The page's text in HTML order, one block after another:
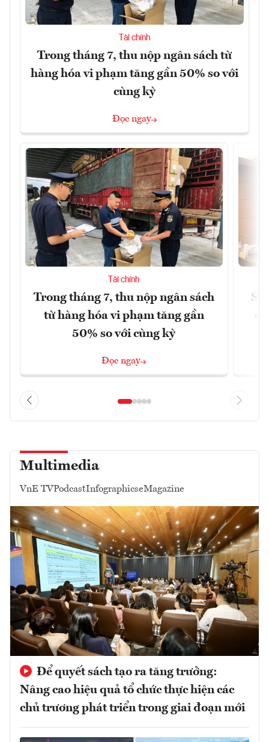
Tài chính
Trong tháng 7, thu nộp ngân sách từ
hàng hóa vi phạm tăng gần 50% so với
cùng kỳ
Đọc ngay
Tài chính
Trong tháng 7, thu nộp ngân sách
từ hàng hóa vi phạm tăng gần
50% so với cùng kỳ
Đọc ngay
Multimedia
VnE TVPodcastInfographicseMagazine
Để quyết sách tạo ra tăng trưởng:
Nâng cao hiệu quả tổ chức thực hiện các
chủ trương phát triển trong giai đoạn mới